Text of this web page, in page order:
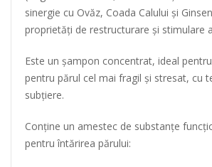
sinergie cu Ovăz, Coada Calului și
proprietăți de restructurare și stimulare
Este un șampon concentrat, ideal
pentru părul cel mai fragil și stresat, cu
subțiere.
Conține un amestec de substanțe
pentru întărirea părului: